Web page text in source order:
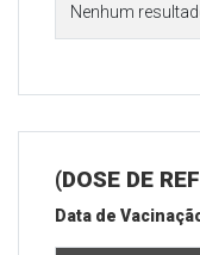
Nenhum
(DOSE DE
Data de